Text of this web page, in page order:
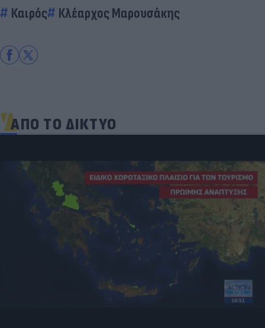
Καιρός Κλέαρχος Μαρουσάκης
ΑΠΟ ΤΟ ΔΙΚΤΥΟ